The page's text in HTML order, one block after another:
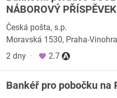
NÁBOROVÝ
Česká pošta, s.p.
Moravská 1530, Praha-
2 dny · 2.7
Bankéř pro pobočku na